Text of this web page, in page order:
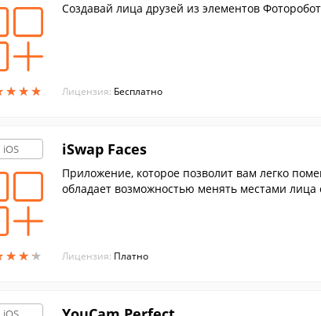
★★★
★★★
Создавай лица друзей из элементов
Лицензия: Бесплатно
iOS
★★★
★★★
iSwap Faces
Приложение, которое позволит вам легко
обладает возможностью менять местами лица
Лицензия: Платно